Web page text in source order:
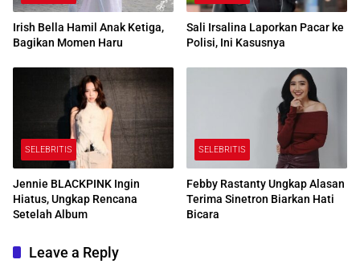
Irish Bella Hamil Anak Ketiga,
Bagikan Momen Haru
Sali Irsalina Laporkan Pacar ke
Polisi, Ini Kasusnya
SELEBRITIS
Jennie BLACKPINK Ingin
Hiatus, Ungkap Rencana
Setelah Album
SELEBRITIS
Febby Rastanty Ungkap Alasan
Terima Sinetron Biarkan Hati
Bicara
Leave a Reply